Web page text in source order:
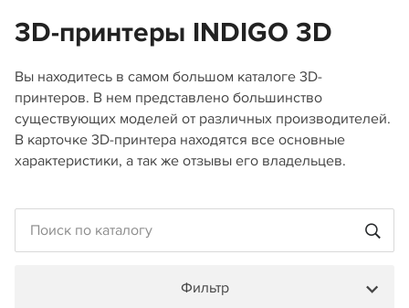
3D-принтеры INDIGO 3D
Вы находитесь в самом большом каталоге 3D-
принтеров. В нем представлено большинство
существующих моделей от различных производителей.
В карточке 3D-принтера находятся все основные
характеристики, а так же отзывы его владельцев.
Фильтр